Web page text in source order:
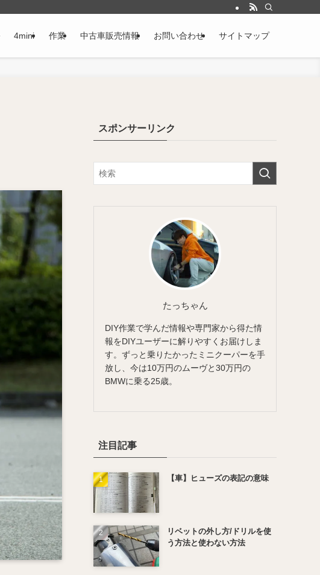
4mini 作業 中古車販売情報 お問い合わせ サイトマップ
スポンサーリンク
たっちゃん
DIY作業で学んだ情報や専門家から得た情
報をDIYユーザーに解りやすくお届けしま
す。ずっと乗りたかったミニクーパーを手
放し、今は10万円のムーヴと30万円の
BMWに乗る25歳。
注目記事
【車】ヒューズの表記の意味
リベットの外し方/ドリルを使
う方法と使わない方法